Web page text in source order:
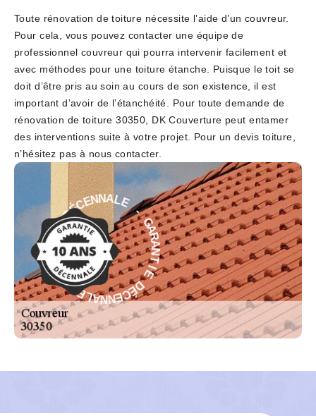
Toute rénovation de toiture nécessite l’aide d’un couvreur.
Pour cela, vous pouvez contacter une équipe de
professionnel couvreur qui pourra intervenir facilement et
avec méthodes pour une toiture étanche. Puisque le toit se
doit d’être pris au soin au cours de son existence, il est
important d’avoir de l’étanchéité. Pour toute demande de
rénovation de toiture 30350, DK Couverture peut entamer
des interventions suite à votre projet. Pour un devis toiture,
n’hésitez pas à nous contacter.
G
A
R
A
N
T
I
E
D
É
C
E
NNALE - GAR
A
N
T
I
E
D
É
C
E
N
N
A
L
E
-